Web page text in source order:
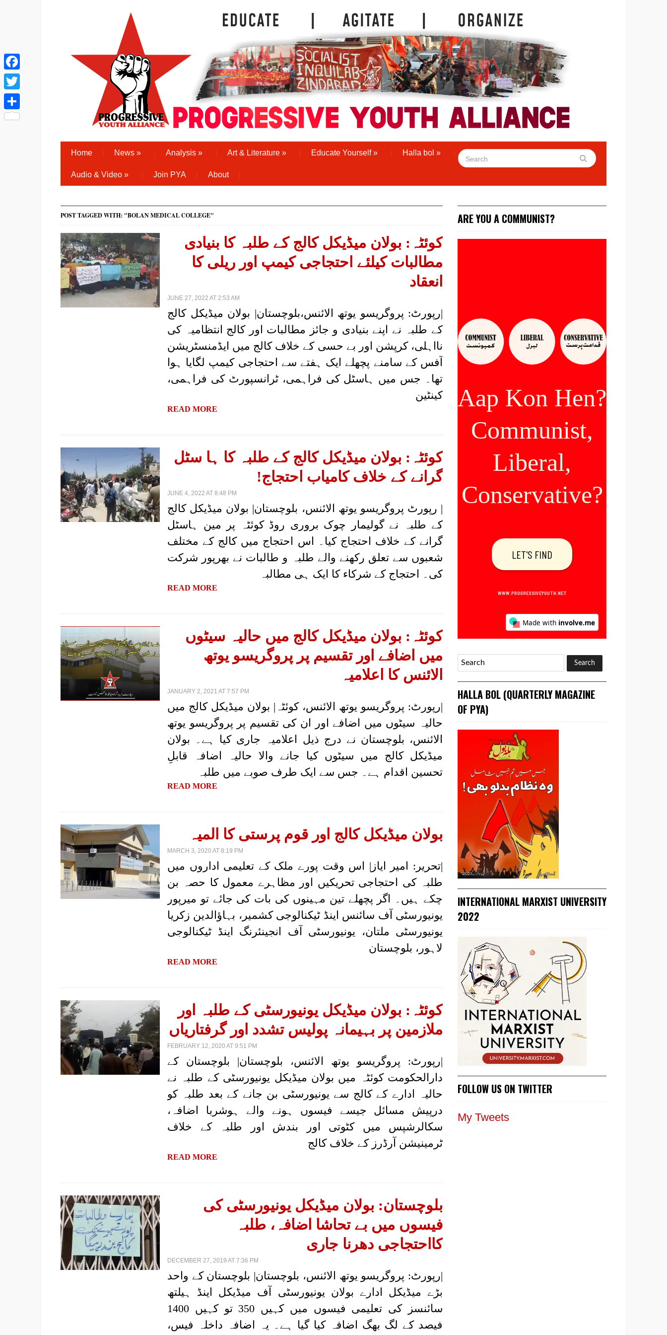
Home News » Analysis » Art & Literature » Educate Yourself» Halla bol »
Audio & Video » Join PYA About
POST TAGGED WITH: "BOLAN MEDICAL COLLEGE"
کوئٹہ: بولان میڈیکل کالج کے طلبہ کا بنیادی
مطالبات کیلئے احتجاجی کیمپ اور ریلی کا
انعقاد
JUNE 27, 2022 AT 2:53 AM
|رپورٹ: پروگریسو یوتھ الائنس،بلوچستان| بولان میڈیکل کالج
کے طلبہ نے اپنے بنیادی و جائز مطالبات اور کالج انتظامیہ کی
نااہلی، کرپشن اور بے حسی کے خلاف کالج میں ایڈمنسٹریشن
آفس کے سامنے پچھلے ایک ہفتے سے احتجاجی کیمپ لگایا ہوا
تھا۔ جس میں ہاسٹل کی فراہمی، ٹرانسپورٹ کی فراہمی،
کینٹین
READ MORE
کوئٹہ: بولان میڈیکل کالج کے طلبہ کا ہا سٹل
گرانے کے خلاف کامیاب احتجاج!
JUNE 4, 2022 AT 8:48 PM
| رپورٹ پروگریسو یوتھ الائنس، بلوچستان| بولان میڈیکل کالج
کے طلبہ نے گولیمار چوک بروری روڈ کوئٹہ پر مین ہاسٹل
گرانے کے خلاف احتجاج کیا۔ اس احتجاج میں کالج کے مختلف
شعبوں سے تعلق رکھنے والے طلبہ و طالبات نے بھرپور شرکت
کی۔ احتجاج کے شرکاء کا ایک ہی مطالبہ
READ MORE
کوئٹہ: بولان میڈیکل کالج میں حالیہ سیٹوں
میں اضافے اور تقسیم پر پروگریسو یوتھ
الائنس کا اعلامیہ
JANUARY 2, 2021 AT 7:57 PM
|رپورٹ: پروگریسو یوتھ الائنس، کوئٹہ| بولان میڈیکل کالج میں
حالیہ سیٹوں میں اضافے اور ان کی تقسیم پر پروگریسو یوتھ
الائنس، بلوچستان نے درج ذیل اعلامیہ جاری کیا ہے۔ بولان
میڈیکل کالج میں سیٹوں کیا جانے والا حالیہ اضافہ قابلِ
تحسین اقدام ہے۔ جس سے ایک طرف صوبے میں طلبہ
READ MORE
بولان میڈیکل کالج اور قوم پرستی کا المیہ
MARCH 3, 2020 AT 8:19 PM
|تحریر: امیر ایاز| اس وقت پورے ملک کے تعلیمی اداروں میں
طلبہ کی احتجاجی تحریکیں اور مظاہرے معمول کا حصہ بن
چکے ہیں۔ اگر پچھلے تین مہینوں کی بات کی جائے تو میرپور
یونیورسٹی آف سائنس اینڈ ٹیکنالوجی کشمیر، بہاؤالدین زکریا
یونیورسٹی ملتان، یونیورسٹی آف انجینئرنگ اینڈ ٹیکنالوجی
لاہور، بلوچستان
READ MORE
کوئٹہ: بولان میڈیکل یونیورسٹی کے طلبہ اور
ملازمین پر بہیمانہ پولیس تشدد اور گرفتاریاں
FEBRUARY 12, 2020 AT 9:51 PM
|رپورٹ: پروگریسو یوتھ الائنس، بلوچستان| بلوچستان کے
دارالحکومت کوئٹہ میں بولان میڈیکل یونیورسٹی کے طلبہ نے
حالیہ ادارے کے کالج سے یونیورسٹی بن جانے کے بعد طلبہ کو
درپیش مسائل جیسے فیسوں ہونے والے ہوشربا اضافہ،
سکالرشپس میں کٹوتی اور بندش اور طلبہ کے خلاف
ٹرمینیشن آرڈرز کے خلاف کالج
READ MORE
بلوچستان: بولان میڈیکل یونیورسٹی کی
فیسوں میں بے تحاشا اضافہ، طلبہ
کااحتجاجی دھرنا جاری
DECEMBER 27, 2019 AT 7:36 PM
|رپورٹ: پروگریسو یوتھ الائنس، بلوچستان| بلوچستان کے واحد
بڑے میڈیکل ادارے بولان یونیورسٹی آف میڈیکل اینڈ ہیلتھ
سائنسز کی تعلیمی فیسوں میں کہیں 350 تو کہیں 1400
فیصد کے لگ بھگ اضافہ کیا گیا ہے۔ یہ اضافہ داخلہ فیس،
ARE YOU A COMMUNIST?
HALLA BOL (QUARTERLY MAGAZINE
OF PYA)
INTERNATIONAL MARXIST UNIVERSITY
2022
FOLLOW US ON TWITTER
My Tweets
Facebook
Twitter
Share